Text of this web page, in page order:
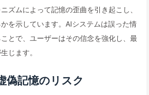
ズムによって記憶の歪曲を引き起こし、
を示しています。AIシステムは誤った情
とで、ユーザーはその信念を強化し、最
じます。
偽記憶のリスク